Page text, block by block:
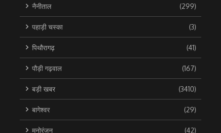
नैनीताल (299)
पहाड़ी चस्का (3)
पिथौरागढ़ (41)
पौड़ी गढ़वाल (167)
बड़ी खबर (3410)
बागेश्वर (29)
मनोरंजन (42)